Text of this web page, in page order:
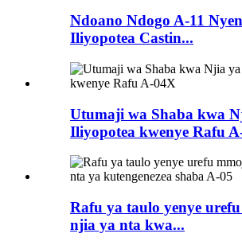
Ndoano Ndogo A-11
Iliyopotea Castin...
Utumaji wa Shaba kwa
Iliyopotea kwenye Rafu
Rafu ya taulo yenye
njia ya nta kwa...